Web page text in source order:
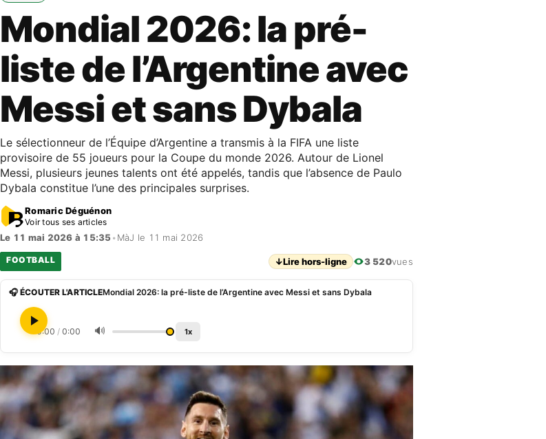
Mondial 2026: la pré-
liste de l’Argentine avec
Messi et sans Dybala
Le sélectionneur de l’Équipe d’Argentine a transmis à la FIFA une liste
provisoire de 55 joueurs pour la Coupe du monde 2026. Autour de Lionel
Messi, plusieurs jeunes talents ont été appelés, tandis que l’absence de Paulo
Dybala constitue l’une des principales surprises.
Romaric Déguénon
Voir tous ses articles
Le 11 mai 2026 à 15:35 • MàJ le 11 mai 2026
FOOTBALL ↓Lire hors-ligne 3 520vues
🎧 ÉCOUTER L'ARTICLEMondial 2026: la pré-liste de l’Argentine avec Messi et sans Dybala
0:00 / 0:00 🔊 1x